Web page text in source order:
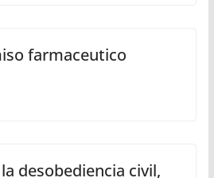
farmaceutico
desobediencia civil,